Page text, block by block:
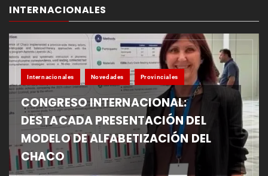
INTERNACIONALES
Internacionales Novedades Provinciales
CONGRESO INTERNACIONAL:
DESTACADA PRESENTACIÓN DEL
MODELO DE ALFABETIZACIÓN DEL
CHACO